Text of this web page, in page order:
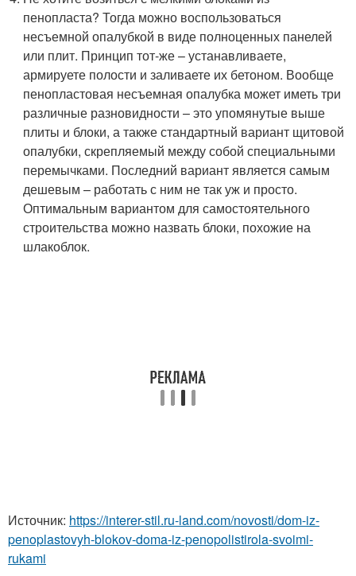
пенопласта? Тогда можно воспользоваться
несъемной опалубкой в виде полноценных панелей
или плит. Принцип тот-же – устанавливаете,
армируете полости и заливаете их бетоном. Вообще
пенопластовая несъемная опалубка может иметь три
различные разновидности – это упомянутые выше
плиты и блоки, а также стандартный вариант щитовой
опалубки, скрепляемый между собой специальными
перемычками. Последний вариант является самым
дешевым – работать с ним не так уж и просто.
Оптимальным вариантом для самостоятельного
строительства можно назвать блоки, похожие на
шлакоблок.
Источник: https://interer-stil.ru-land.com/novosti/dom-iz-
penoplastovyh-blokov-doma-iz-penopolistirola-svoimi-
rukami